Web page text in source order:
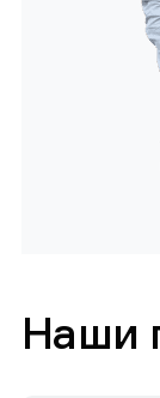
Наши